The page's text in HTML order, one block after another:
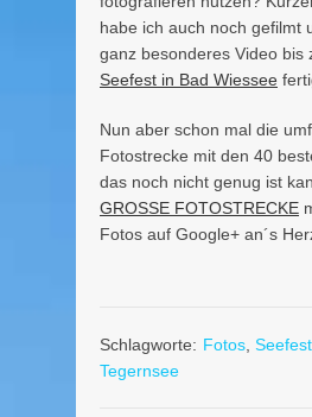
habe ich auch noch gefilmt
ganz besonderes Video bis
Seefest in Bad Wiessee
Nun aber schon mal die
Fotostrecke mit den 40
das noch nicht genug ist
GROSSE FOTOSTRECKE
Fotos auf Google+ an´s
Schlagworte: Fotos Seefest
Tegernsee